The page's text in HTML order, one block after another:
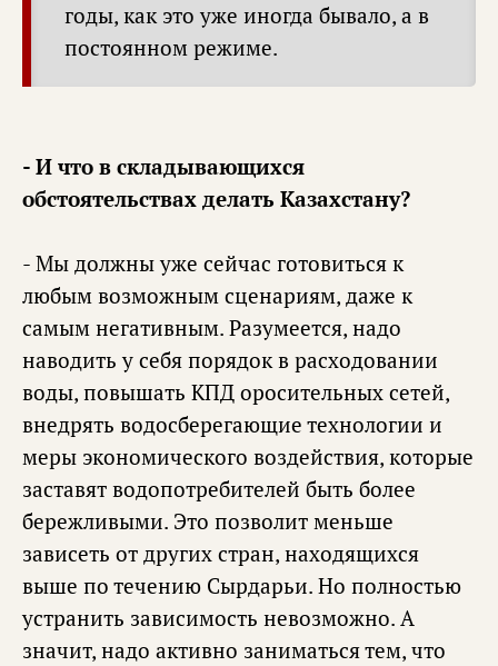
годы, как это уже иногда бывало, а в
постоянном режиме.
- И что в складывающихся
обстоятельствах делать Казахстану?
- Мы должны уже сейчас готовиться к
любым возможным сценариям, даже к
самым негативным. Разумеется, надо
наводить у себя порядок в расходовании
воды, повышать КПД оросительных сетей,
внедрять водосберегающие технологии и
меры экономического воздействия, которые
заставят водопотребителей быть более
бережливыми. Это позволит меньше
зависеть от других стран, находящихся
выше по течению Сырдарьи. Но полностью
устранить зависимость невозможно. А
значит, надо активно заниматься тем, что